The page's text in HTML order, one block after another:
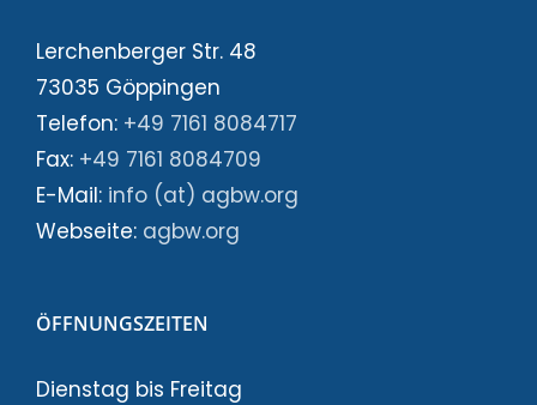
Lerchenberger Str. 48
73035 Göppingen
Telefon: +49 7161 8084717
Fax: +49 7161 8084709
E-Mail: info (at) agbw.org
Webseite: agbw.org
ÖFFNUNGSZEITEN
Dienstag bis Freitag